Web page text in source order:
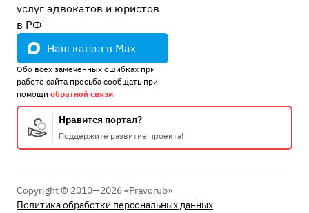
услуг адвокатов и юристов
в РФ
Наш канал в Max
Обо всех замеченных ошибках при
работе сайта просьба сообщать при
помощи обратной связи
Нравится портал?
Поддержите развитие проекта!
Copyright © 2010—2026 «Pravorub»
Политика обработки персональных данных